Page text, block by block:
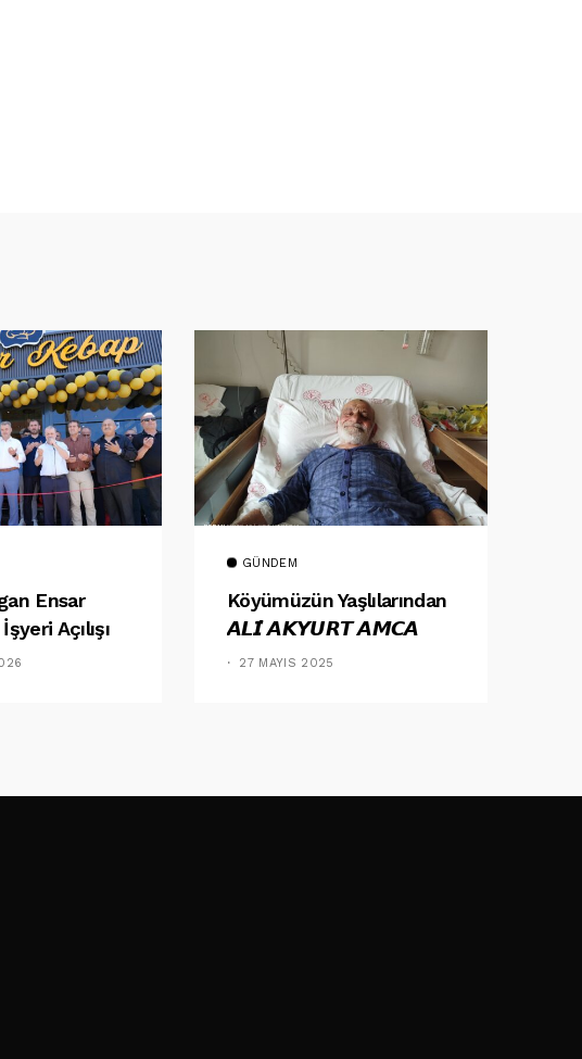
Ensar
Açılışı
GÜNDEM
Köyümüzün Yaşlılarından
𝘼𝙇𝙄̇ 𝘼𝙆𝙔𝙐𝙍𝙏 𝘼𝙈𝘾𝘼
27 MAYIS 2025